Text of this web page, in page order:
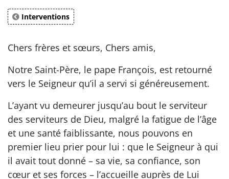
Interventions
Chers frères et sœurs, Chers amis,
Notre Saint-Père, le pape François, est retourné
vers le Seigneur qu’il a servi si généreusement.
L’ayant vu demeurer jusqu’au bout le serviteur
des serviteurs de Dieu, malgré la fatigue de l’âge
et une santé faiblissante, nous pouvons en
premier lieu prier pour lui : que le Seigneur à qui
il avait tout donné – sa vie, sa confiance, son
cœur et ses forces – l’accueille auprès de Lui